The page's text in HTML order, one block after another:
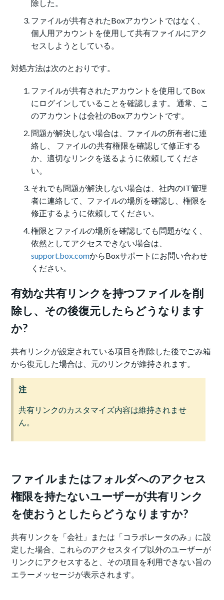
除した。
ファイルが共有されたBoxアカウントではなく、
個人用アカウントを使用して共有ファイルにアク
セスしようとしている。
対処方法は次のとおりです。
ファイルが共有されたアカウントを使用してBox
にログインしていることを確認します。 通常、こ
のアカウントは会社のBoxアカウントです。
問題が解決しない場合は、ファイルの所有者に連
絡し、 ファイルの共有権限を確認して修正する
か、適切なリンクを送るように依頼してくださ
い。
それでも問題が解決しない場合は、社内のIT管理
者に連絡して、ファイルの場所を確認し、権限を
修正するように依頼してください。
権限とファイルの場所を確認しても問題がなく、
依然としてアクセスできない場合は、
support.box.comからBoxサポートにお問い合わせ
ください。
有効な共有リンクを持つファイルを削
除し、その後復元したらどうなります
か?
共有リンクが設定されている項目を削除した後でごみ箱
から復元した場合は、元のリンクが維持されます。
注
共有リンクのカスタマイズ内容は維持されませ
ん。
ファイルまたはフォルダへのアクセス
権限を持たないユーザーが共有リンク
を使おうとしたらどうなりますか?
共有リンクを「会社」または「コラボレータのみ」に設
定した場合、これらのアクセスタイプ以外のユーザーが
リンクにアクセスすると、その項目を利用できない旨の
エラーメッセージが表示されます。